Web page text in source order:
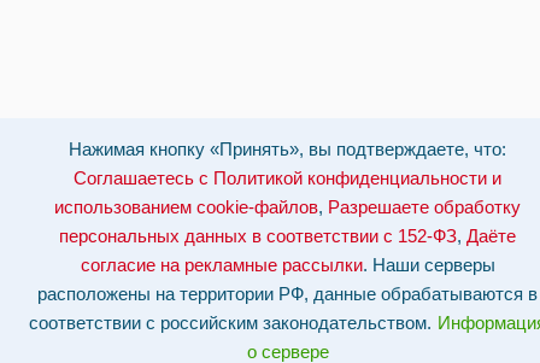
Нажимая кнопку «Принять», вы подтверждаете, что:
Соглашаетесь с Политикой конфиденциальности и
использованием cookie-файлов, Разрешаете обработку
персональных данных в соответствии с 152-ФЗ, Даёте
согласие на рекламные рассылки. Наши серверы
расположены на территории РФ, данные обрабатываются в
соответствии с российским законодательством.
о сервере